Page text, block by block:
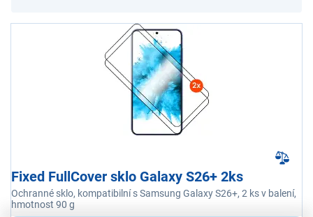
Fixed FullCover sklo Galaxy S26+ 2ks
Ochranné sklo, kompatibilní s Samsung Galaxy S26+, 2 ks v balení,
hmotnost 90 g